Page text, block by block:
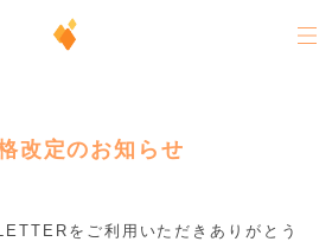
改定のお知らせ
をご利用いただきありがとう